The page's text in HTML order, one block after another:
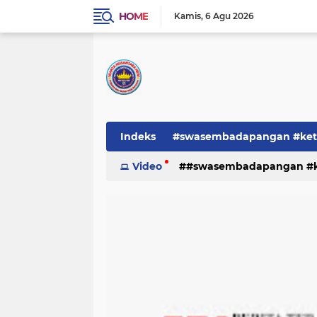
HOME Kamis 6 Agu 2026
Indeks #swasembadapangan
Pemerintah PEMERINTAHAN
Video #swasembadapangan